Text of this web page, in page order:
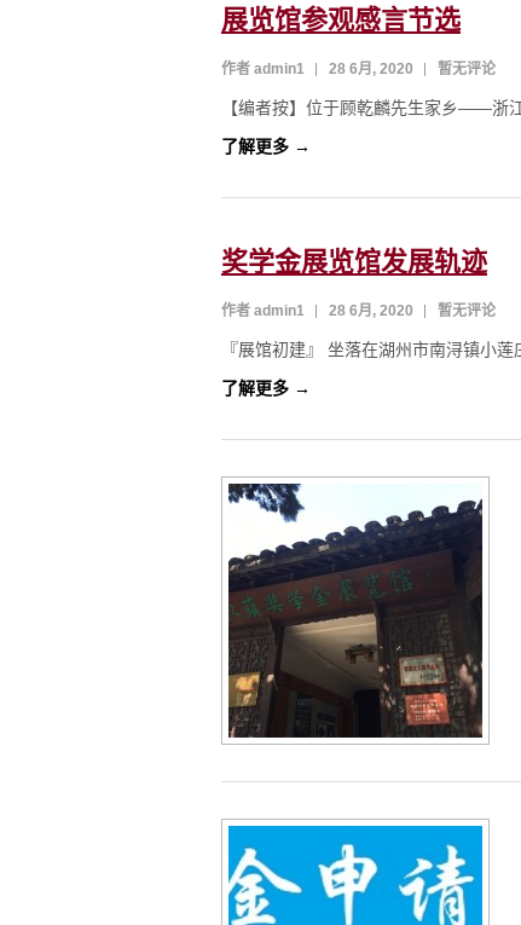
展览馆参观感言节选
作者 admin1 28 6月, 2020 暂无评论
【编者按】位于顾乾麟先生家乡——浙
了解更多 →
奖学金展览馆发展轨迹
作者 admin1 28 6月, 2020 暂无评论
『展馆初建』 坐落在湖州市南浔镇小
了解更多 →